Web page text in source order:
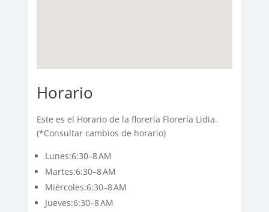
Horario
Este es el Horario de la florería Florería Lidia.
(*Consultar cambios de horario)
Lunes:6:30–8 AM
Martes:6:30–8 AM
Miércoles:6:30–8 AM
Jueves:6:30–8 AM